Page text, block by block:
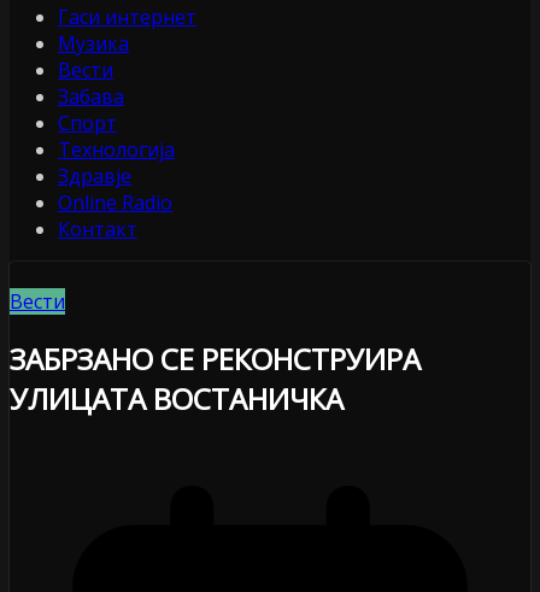
Гаси интернет
Музика
Вести
Забава
Спорт
Технологија
Здравје
Online Radio
Контакт
Вести
ЗАБРЗАНО СЕ РЕКОНСТРУИРА
УЛИЦАТА ВОСТАНИЧКА